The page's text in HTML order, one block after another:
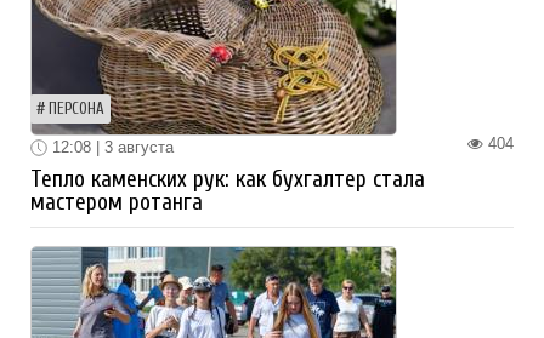
ПЕРСОНА
404
12:08 | 3 августа
Тепло каменских рук: как бухгалтер стала
мастером ротанга